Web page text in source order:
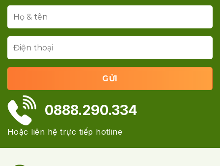
0888.290.334
Hoặc liên hệ trực tiếp hotline